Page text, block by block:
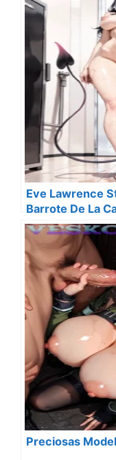
Eve Lawrence
Barrote De La
Preciosas